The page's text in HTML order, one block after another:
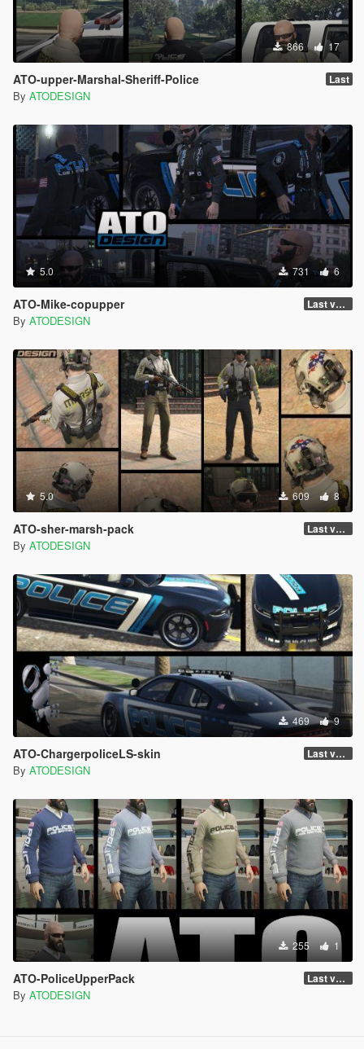
866 17
ATO-upper-Marshal-Sheriff-Police Last
By ATODESIGN
5.0 731 6
ATO-Mike-copupper Last version
By ATODESIGN
5.0 609 8
ATO-sher-marsh-pack Last version
By ATODESIGN
469 9
ATO-ChargerpoliceLS-skin Last version
By ATODESIGN
255 1
ATO-PoliceUpperPack Last version
By ATODESIGN